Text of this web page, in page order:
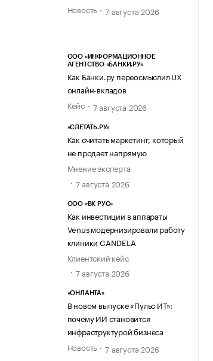
Новость
7 августа 2026
ООО «ИНФОРМАЦИОННОЕ
АГЕНТСТВО «БАНКИ.РУ»
Как Банки.ру переосмыслил UX
онлайн-вкладов
Кейс
7 августа 2026
«СЛЕТАТЬ.РУ»
Как считать маркетинг, который
не продает напрямую
Мнение эксперта
7 августа 2026
ООО «ВК РУС»
Как инвестиции в аппараты
Venus модернизировали работу
клиники CANDELA
Клиентский кейс
7 августа 2026
«ОНЛАНТА»
В новом выпуске «Пульс ИТ»:
почему ИИ становится
инфраструктурой бизнеса
Новость
7 августа 2026